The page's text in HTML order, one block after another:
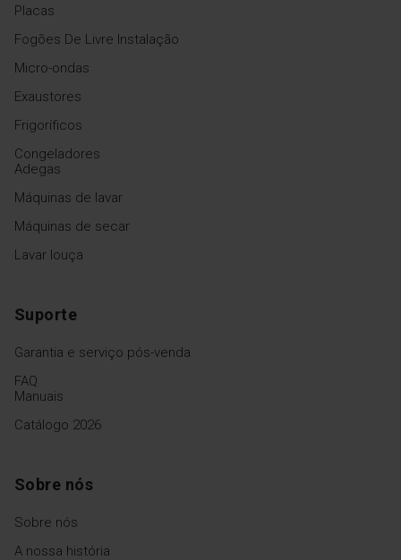
Placas
Fogões De Livre Instalação
Micro-ondas
Exaustores
Frigoríficos
Congeladores
Adegas
Máquinas de lavar
Máquinas de secar
Lavar louça
Suporte
Garantia e serviço pós-venda
FAQ
Manuais
Catálogo 2026
Sobre nós
Sobre nós
A nossa história